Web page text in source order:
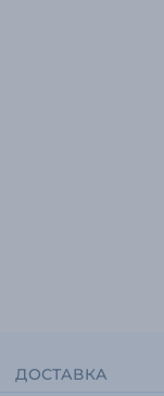
ДОСТАВКА